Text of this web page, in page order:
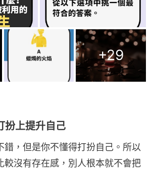
+29
扮上提升自己
錯，但是你不懂得打扮自己。所以
較沒有存在感，別人根本就不會把